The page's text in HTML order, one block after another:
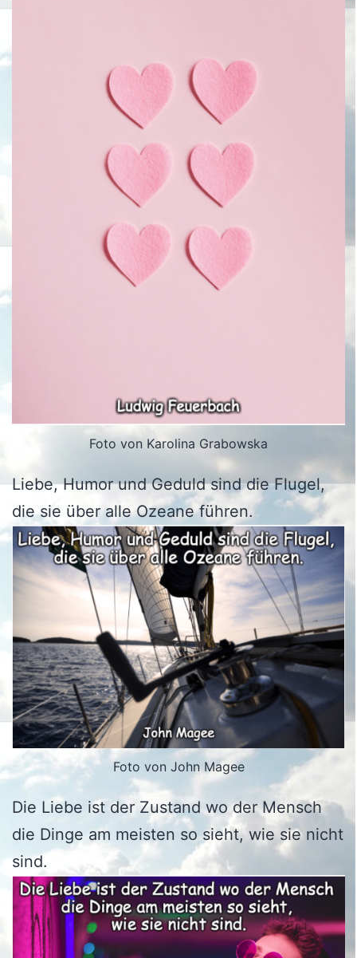
Foto von Karolina Grabowska
Liebe, Humor und Geduld sind die Flugel,
die sie über alle Ozeane führen.
Foto von John Magee
Die Liebe ist der Zustand wo der Mensch
die Dinge am meisten so sieht, wie sie nicht
sind.